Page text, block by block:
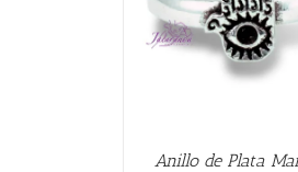
Anillo de Plata